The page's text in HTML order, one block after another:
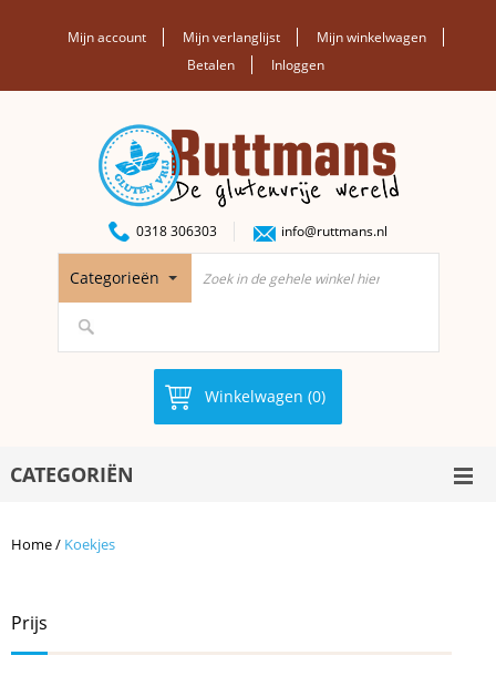
Mijn account Mijn verlanglijst
Mijn winkelwagen
Betalen
Inloggen
0318 306303 info@ruttmans.nl
Categorieën
Winkelwagen (0)
CATEGORIËN
Home/ Koekjes
Prijs